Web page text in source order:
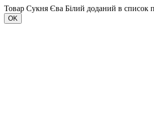
Товар Сукня Єва Білий доданий в список
OK